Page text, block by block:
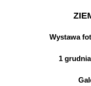
Wystawa
1